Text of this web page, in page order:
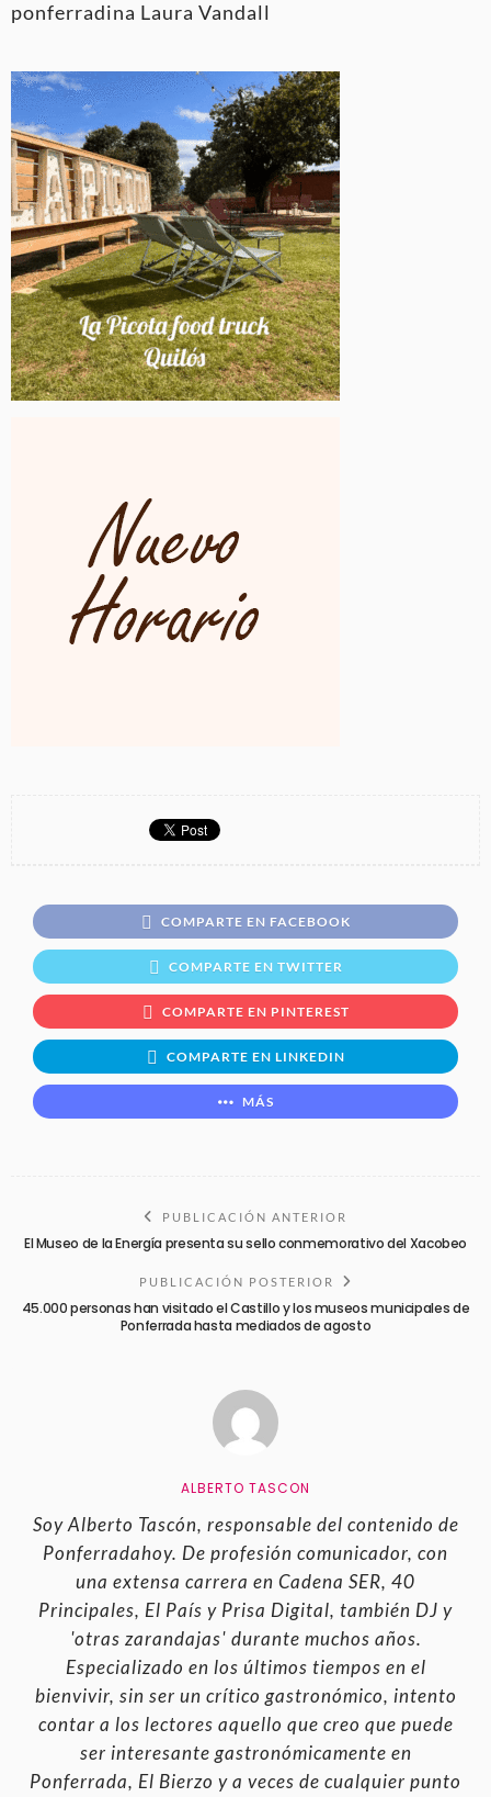
ponferradina Laura Vandall
COMPARTE EN FACEBOOK
COMPARTE EN TWITTER
COMPARTE EN PINTEREST
COMPARTE EN LINKEDIN
MÁS
PUBLICACIÓN ANTERIOR
El Museo de la Energía presenta su sello conmemorativo del Xacobeo
PUBLICACIÓN POSTERIOR
45.000 personas han visitado el Castillo y los museos municipales de
Ponferrada hasta mediados de agosto
ALBERTO TASCON
Soy Alberto Tascón, responsable del contenido de
Ponferradahoy. De profesión comunicador, con
una extensa carrera en Cadena SER, 40
Principales, El País y Prisa Digital, también DJ y
'otras zarandajas' durante muchos años.
Especializado en los últimos tiempos en el
bienvivir, sin ser un crítico gastronómico, intento
contar a los lectores aquello que creo que puede
ser interesante gastronómicamente en
Ponferrada, El Bierzo y a veces de cualquier punto